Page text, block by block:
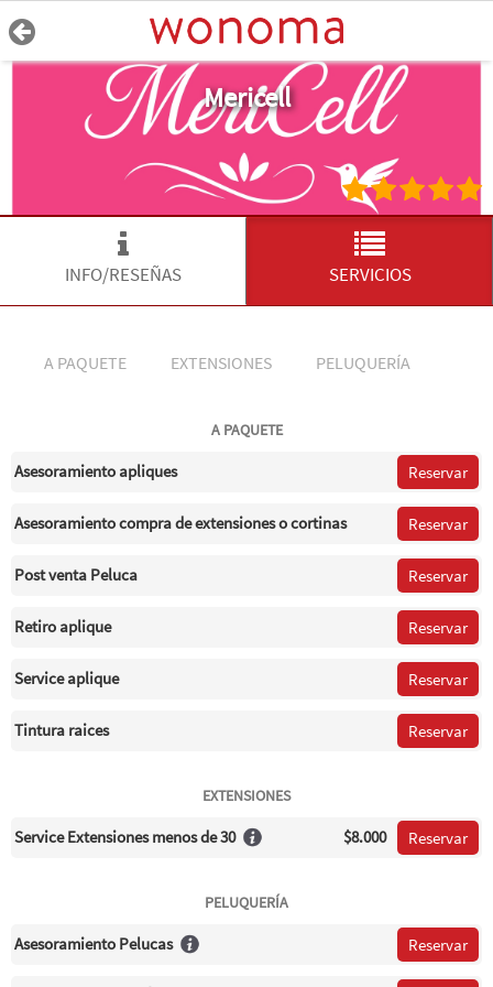
Mericell
INFO/RESEÑAS SERVICIOS
A PAQUETE EXTENSIONES PELUQUERÍA
A PAQUETE
Asesoramiento apliques Reservar
Asesoramiento compra de extensiones o cortinas Reservar
Post venta Peluca Reservar
Retiro aplique Reservar
Service aplique Reservar
Tintura raices Reservar
EXTENSIONES
Service Extensiones menos de 30 $8.000 Reservar
PELUQUERÍA
Asesoramiento Pelucas Reservar